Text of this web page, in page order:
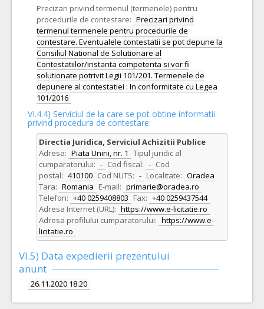
Precizari privind termenul (termenele) pentru
procedurile de contestare: Precizari privind
termenul termenele pentru procedurile de
contestare. Eventualele contestatii se pot depune la
Consiliul National de Solutionare al
Contestatiilor/instanta competenta si vor fi
solutionate potrivit Legii 101/201. Termenele de
depunere al contestatiei : In conformitate cu Legea
101/2016
VI.4.4) Serviciul de la care se pot obtine informatii
privind procedura de contestare:
Directia Juridica, Serviciul Achizitii Publice
Adresa: Piata Unirii, nr. 1 Tipul juridic al
cumparatorului: - Cod fiscal: - Cod
postal: 410100 Cod NUTS: - Localitate: Oradea
Tara: Romania E-mail: primarie@oradea.ro
Telefon: +40 0259408803 Fax: +40 0259437544
Adresa Internet (URL): https://www.e-licitatie.ro
Adresa profilului cumparatorului: https://www.e-
licitatie.ro
VI.5) Data expedierii prezentului
anunt
26.11.2020 18:20